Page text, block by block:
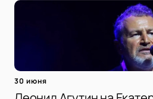
30 июня